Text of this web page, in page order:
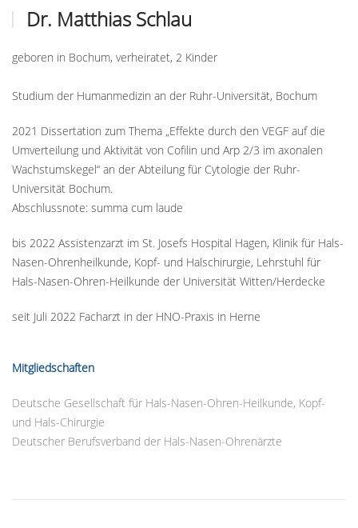
Dr. Matthias Schlau
geboren in Bochum, verheiratet, 2 Kinder
Studium der Humanmedizin an der Ruhr-Universität, Bochum
2021 Dissertation zum Thema „Effekte durch den VEGF auf die
Umverteilung und Aktivität von Cofilin und Arp 2/3 im axonalen
Wachstumskegel“ an der Abteilung für Cytologie der Ruhr-
Universität Bochum.
Abschlussnote: summa cum laude
bis 2022 Assistenzarzt im St. Josefs Hospital Hagen, Klinik für Hals-
Nasen-Ohrenheilkunde, Kopf- und Halschirurgie, Lehrstuhl für
Hals-Nasen-Ohren-Heilkunde der Universität Witten/Herdecke
seit Juli 2022 Facharzt in der HNO-Praxis in Herne
Mitgliedschaften
Deutsche Gesellschaft für Hals-Nasen-Ohren-Heilkunde, Kopf-
und Hals-Chirurgie
Deutscher Berufsverband der Hals-Nasen-Ohrenärzte